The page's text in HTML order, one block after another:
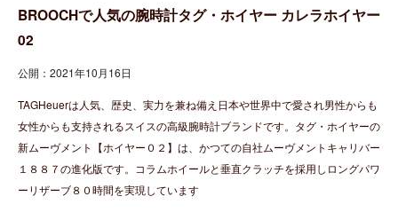
BROOCHで人気の腕時計タグ・ホイヤー カレラホイヤー
02
公開：2021年10月16日
TAGHeuerは人気、歴史、実力を兼ね備え日本や世界中で愛され男性からも
女性からも支持されるスイスの高級腕時計ブランドです。タグ・ホイヤーの
新ムーヴメント【ホイヤー０２】は、かつての自社ムーヴメントキャリバー
１８８７の進化版です。コラムホイールと垂直クラッチを採用しロングパワ
ーリザーブ８０時間を実現しています